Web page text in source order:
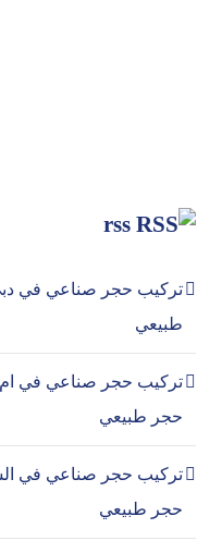
rss
طبيعي
حجر طبيعي
حجر طبيعي